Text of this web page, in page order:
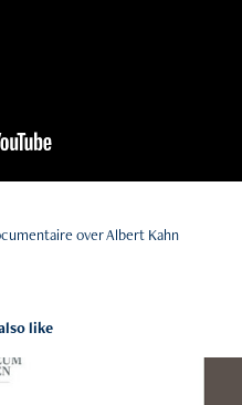
over Albert Kahn
like